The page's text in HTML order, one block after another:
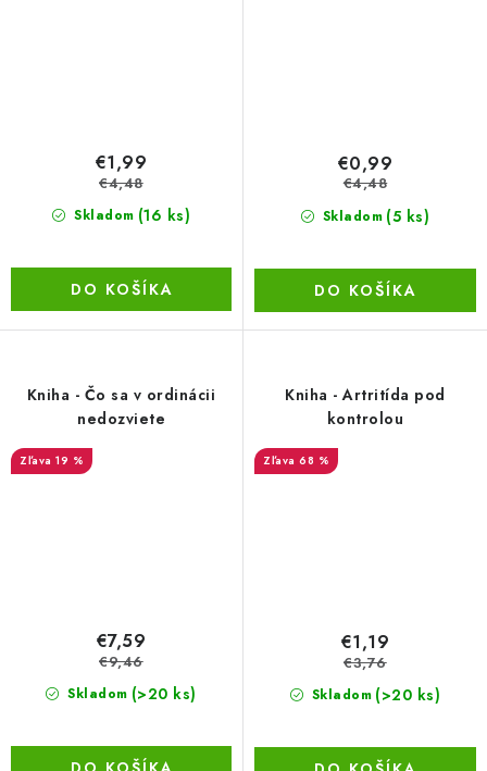
Skladom (16 ks)
€1,99
€4,48
DO KOŠÍKA
Skladom (5 ks)
€0,99
€4,48
DO KOŠÍKA
Kniha - Čo sa v ordinácii
nedozviete
19 %
Skladom (>20 ks)
€7,59
€9,46
Kniha - Artritída pod
kontrolou
68 %
Skladom (>20 ks)
€1,19
€3,76